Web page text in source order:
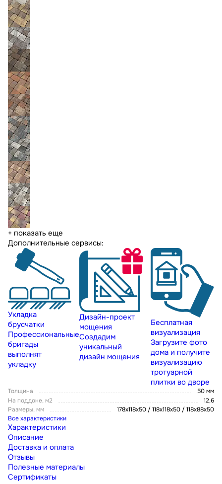
+ показать еще
Дополнительные сервисы:
Укладка
брусчатки
Профессиональные
бригады
выполнят
укладку
Дизайн-проект
мощения
Создадим
уникальный
дизайн мощения
Бесплатная
визуализация
Загрузите фото
дома и получите
визуализацию
тротуарной
плитки во дворе
Толщина
50 мм
На поддоне, м2
12,6
Размеры, мм
178x118x50 / 118x118x50 / 118x88x50
Все характеристики
Характеристики
Описание
Доставка и оплата
Отзывы
Полезные материалы
Сертификаты